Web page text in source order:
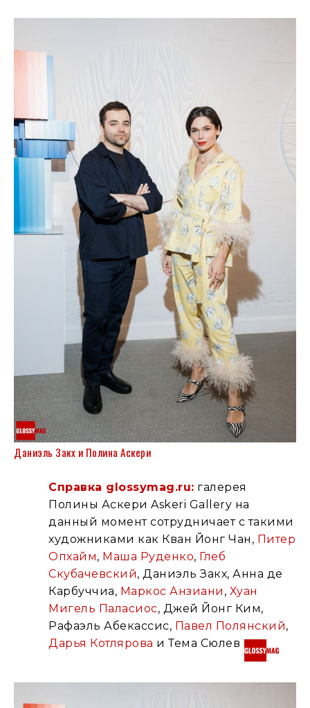
Даниэль Закх и Полина Аскери
Справка glossymag.ru: галерея
Полины Аскери Askeri Gallery на
данный момент сотрудничает с такими
художниками как Кван Йонг Чан, Питер
Опхайм, Маша Руденко, Глеб
Скубачевский, Даниэль Закх, Анна де
Карбуччиа, Маркос Анзиани , Хуан
Мигель Паласиос, Джей Йонг Ким,
Рафаэль Абекассис, Павел Полянский,
Дарья Котлярова и Тема Сюлев